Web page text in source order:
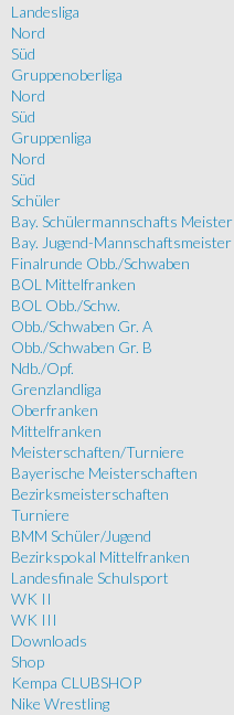
Landesliga
Nord
Süd
Gruppenoberliga
Nord
Süd
Gruppenliga
Nord
Süd
Schüler
Bay. Schülermannschafts Meister
Bay. Jugend-Mannschaftsmeister
Finalrunde Obb./Schwaben
BOL Mittelfranken
BOL Obb./Schw.
Obb./Schwaben Gr. A
Obb./Schwaben Gr. B
Ndb./Opf.
Grenzlandliga
Oberfranken
Mittelfranken
Meisterschaften/Turniere
Bayerische Meisterschaften
Bezirksmeisterschaften
Turniere
BMM Schüler/Jugend
Bezirkspokal Mittelfranken
Landesfinale Schulsport
WK II
WK III
Downloads
Shop
Kempa CLUBSHOP
Nike Wrestling